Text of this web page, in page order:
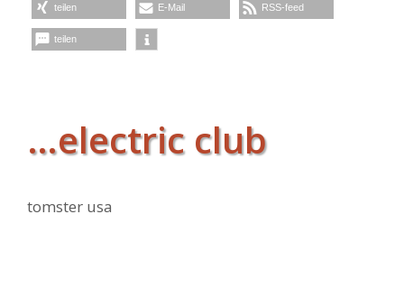
teilen E-Mail RSS-feed
teilen
…electric club
tomster usa